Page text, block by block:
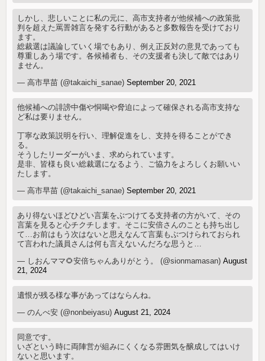
しかし、悲しいことに私の元に、高市支持者が他候補への政策批
判を超えた罵詈雑言を発する行動があると多数報告を受けており
ます。
総裁選は議論していく場でもあり、例え正反対の意見であっても
尊重しあう場です。各候補者も、その支援者も決して敵ではあり
ません。
— 高市早苗 (@takaichi_sanae)September 20, 2021
他候補への誹謗中傷や恫喝や脅迫によって確保される高市支持な
ど私は要りません。
丁寧な政策説明を行い、理解促進をし、支持を得ることができ
る。
そうしたリーダーがいま、求められています。
是非、皆様も良い総裁選になるよう、ご協力をよろしくお願いい
たします。
— 高市早苗 (@takaichi_sanae)September 20, 2021
あり得ないほどひどい言葉をぶつけてる支持者の方がいて、その
言葉を見ると心チクチします。そこに安倍さんのことも持ち出し
て…お前はもう次はないと思えなんて言葉もぶつけられておられ
て言われた議員さんは何も言えないんだろな思うと…
— しおんママ🌻安倍ちゃんありがとう。 (@sionmamasan)August
21, 2024
遺恨が残る様な事があってはならんね。
— のんべ安 (@nonbeiyasu)August 21, 2024
同意です。
いざという時に両陣営が組みにくくなる雰囲気を醸成してはいけ
ないと思います。